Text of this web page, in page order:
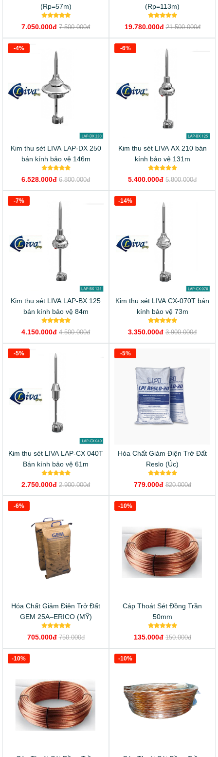
(Rp=57m)
7.050.000đ 7.500.000đ
(Rp=113m)
19.780.000đ 21.500.000đ
Kim thu sét LIVA LAP-DX 250
bán kính bảo vệ 146m
6.528.000đ 6.800.000đ
-4%
Kim thu sét LIVA AX 210 bán
kính bảo vệ 131m
5.400.000đ 5.800.000đ
-6%
Kim thu sét LIVA LAP-BX 125
bán kính bảo vệ 84m
4.150.000đ 4.500.000đ
-7%
Kim thu sét LIVA CX-070T bán
kính bảo vệ 73m
3.350.000đ 3.900.000đ
-14%
Kim thu sét LIVA LAP-CX 040T
Bán kính bảo vệ 61m
2.750.000đ 2.900.000đ
-5%
Hóa Chất Giảm Điện Trở Đất
Reslo (Úc)
779.000đ 820.000đ
-5%
Hóa Chất Giảm Điện Trở Đất
GEM 25A–ERICO (MỸ)
705.000đ 750.000đ
-6%
Cáp Thoát Sét Đồng Trần
50mm
135.000đ 150.000đ
-10%
-10% -10%